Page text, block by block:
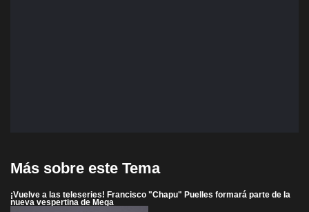
Más sobre este Tema
¡Vuelve a las teleseries! Francisco "Chapu" Puelles formará parte de la
nueva vespertina de Mega